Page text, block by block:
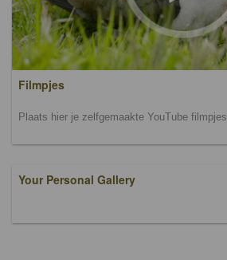
Filmpjes
Plaats hier je zelfgemaakte YouTube filmpjes
Your Personal Gallery